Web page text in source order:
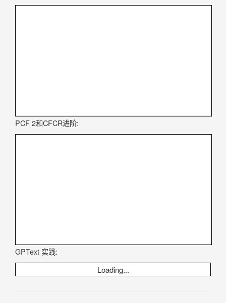
PCF 2和CFCR进阶:
GPText 实践:
Loading...